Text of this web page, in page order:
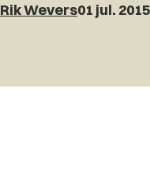
Rik Wevers01 jul. 2015